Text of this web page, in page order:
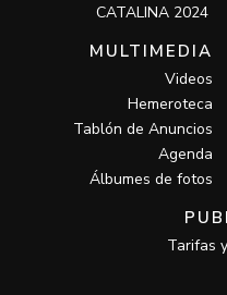
CATALINA 2024
MULTIMEDIA
Videos
Hemeroteca
Tablón de Anuncios
Agenda
Álbumes de fotos
Tarifas